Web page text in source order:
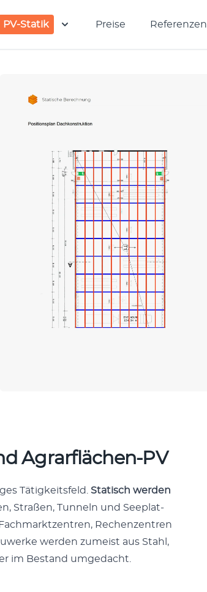
PV-Statik Preise Referenzen
Agrarflächen-PV
Tätigkeits­feld. Sta­tisch wer­den
Straßen, Tun­neln und Seeplat­
Rechen­zen­tren
wer­den zumeist aus Stahl,
im Bestand umgedacht.